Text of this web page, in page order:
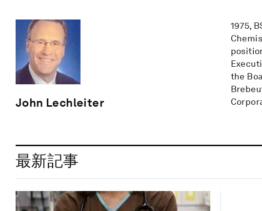
John Lechleiter
1975,
the
最新記事